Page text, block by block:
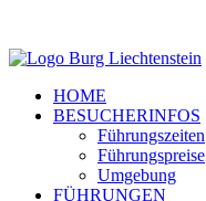
HOME
BESUCHERINFOS
Führungszeiten
Führungspreise
Umgebung
FÜHRUNGEN